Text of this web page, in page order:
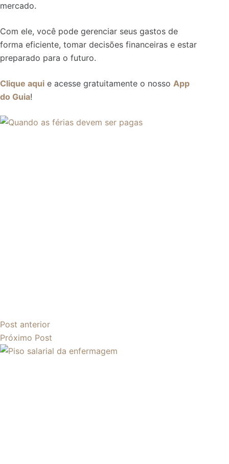
mercado.
Com ele, você pode gerenciar seus gastos de
forma eficiente, tomar decisões financeiras e estar
preparado para o futuro.
Clique aqui e acesse gratuitamente o nosso App
do Guia!
Post anterior
Próximo Post